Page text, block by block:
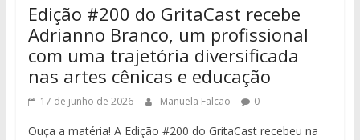
Edição #200 do GritaCast recebe
Adrianno Branco, um profissional
com uma trajetória diversificada
nas artes cênicas e educação
17 de junho de 2026 Manuela Falcão 0
Ouça a matéria! A Edição #200 do GritaCast recebeu na